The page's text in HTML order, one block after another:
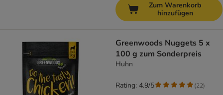
Zum Warenkorb
hinzufügen
Greenwoods Nuggets 5 x
100 g zum Sonderpreis
Huhn
Rating: 4.9/5 (22)